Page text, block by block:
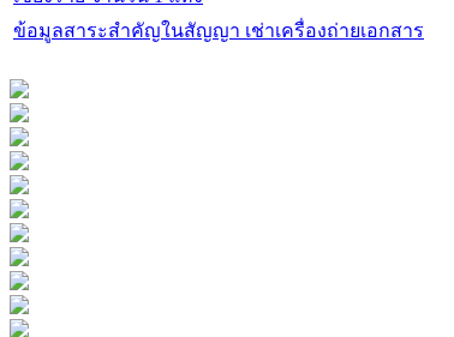
ข้อมูลสาระสำคัญในสัญญา เช่าเครื่องถ่ายเอกสาร